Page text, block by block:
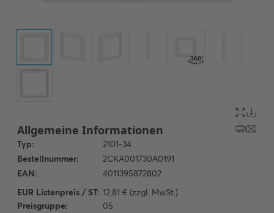
EUR Listenpreis / ST: 12,81 € (zzgl. MwSt.)
Preisgruppe:
05